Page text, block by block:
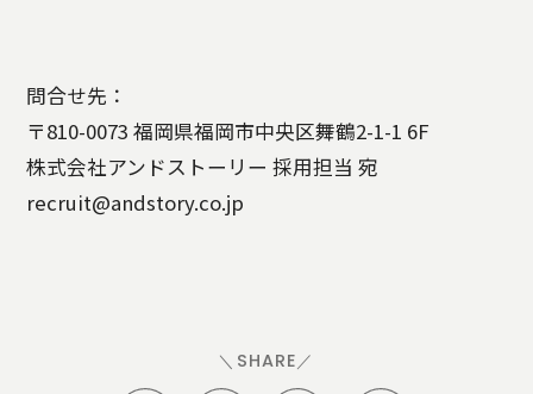
問合せ先：
〒810-0073 福岡県福岡市中央区舞鶴2-1-1 6F
株式会社アンドストーリー 採用担当 宛
recruit@andstory.co.jp
＼SHARE／